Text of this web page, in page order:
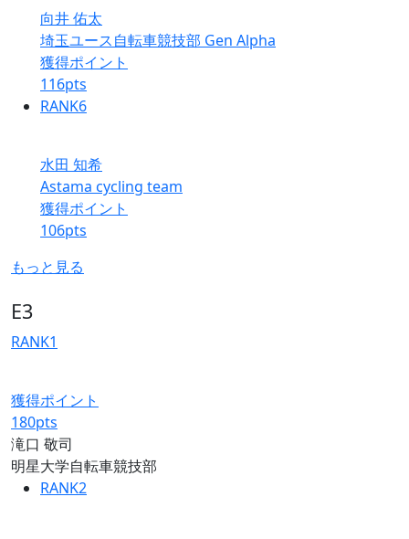
向井 佑太
埼玉ユース自転車競技部 Gen Alpha
獲得ポイント
116pts
RANK6
水田 知希
Astama cycling team
獲得ポイント
106pts
もっと見る
E3
RANK1
獲得ポイント
180pts
滝口 敬司
明星大学自転車競技部
RANK2